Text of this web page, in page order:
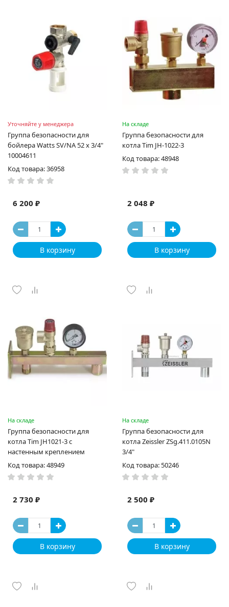
Уточняйте у менеджера
Группа безопасности для
бойлера Watts SV/NA 52 x 3/4"
10004611
Код товара: 36958
6 200 ₽
В корзину
На складе
Группа безопасности для
котла Tim JH-1022-3
Код товара: 48948
2 048 ₽
В корзину
На складе
Группа безопасности для
котла Tim JH1021-3 с
настенным креплением
Код товара: 48949
2 730 ₽
В корзину
На складе
Группа безопасности для
котла Zeissler ZSg.411.0105N
3/4"
Код товара: 50246
2 500 ₽
В корзину